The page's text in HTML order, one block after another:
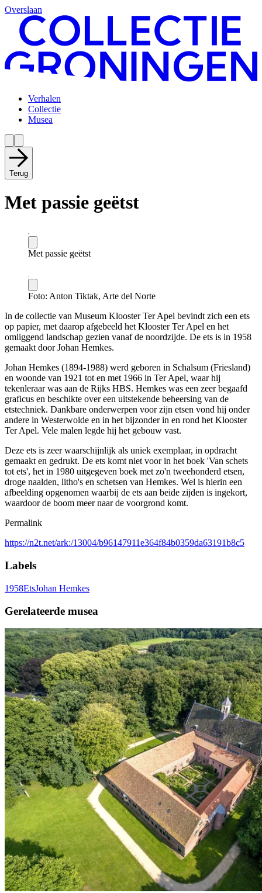
Overslaan
Verhalen
Collectie
Musea
Terug
Met passie geëtst
Met passie geëtst
Foto: Anton Tiktak, Arte del Norte
In de collectie van Museum Klooster Ter Apel bevindt zich een ets
op papier, met daarop afgebeeld het Klooster Ter Apel en het
omliggend landschap gezien vanaf de noordzijde. De ets is in 1958
gemaakt door Johan Hemkes.
Johan Hemkes (1894-1988) werd geboren in Schalsum (Friesland)
en woonde van 1921 tot en met 1966 in Ter Apel, waar hij
tekenleraar was aan de Rijks HBS. Hemkes was een zeer begaafd
graficus en beschikte over een uitstekende beheersing van de
etstechniek. Dankbare onderwerpen voor zijn etsen vond hij onder
andere in Westerwolde en in het bijzonder in en rond het Klooster
Ter Apel. Vele malen legde hij het gebouw vast.
Deze ets is zeer waarschijnlijk als uniek exemplaar, in opdracht
gemaakt en gedrukt. De ets komt niet voor in het boek 'Van schets
tot ets', het in 1980 uitgegeven boek met zo'n tweehonderd etsen,
droge naalden, litho's en schetsen van Hemkes. Wel is hierin een
afbeelding opgenomen waarbij de ets aan beide zijden is ingekort,
waardoor de boom meer naar de voorgrond komt.
Permalink
https://n2t.net/ark:/13004/b96147911e364f84b0359da63191b8c5
Labels
1958EtsJohan Hemkes
Gerelateerde musea